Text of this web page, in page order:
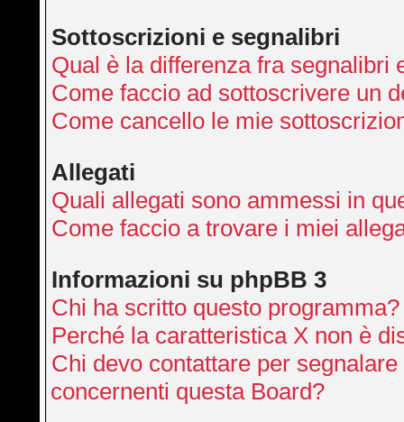
Sottoscrizioni e segnalibri
Qual è la differenza fra segnalibri
Come faccio ad sottoscrivere un
Come cancello le mie
Allegati
Quali allegati sono ammessi in
Come faccio a trovare i miei
Informazioni su phpBB 3
Chi ha scritto questo programma?
Perché la caratteristica X non è
Chi devo contattare per
concernenti questa Board?